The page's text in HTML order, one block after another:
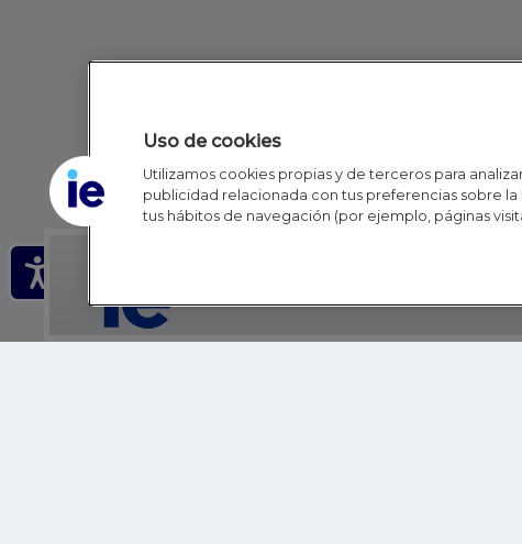
Uso de cookies
Utilizamos cookies propias y de terceros para
publicidad relacionada con tus preferencias sobre
tus hábitos de navegación (por ejemplo, páginas